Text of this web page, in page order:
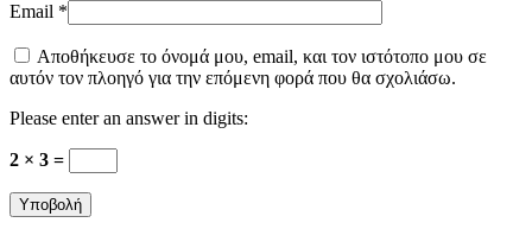
Email *
Αποθήκευσε το όνομά μου, email, και τον ιστότοπο μου σε
αυτόν τον πλοηγό για την επόμενη φορά που θα σχολιάσω.
Please enter an answer in digits:
2 × 3 =